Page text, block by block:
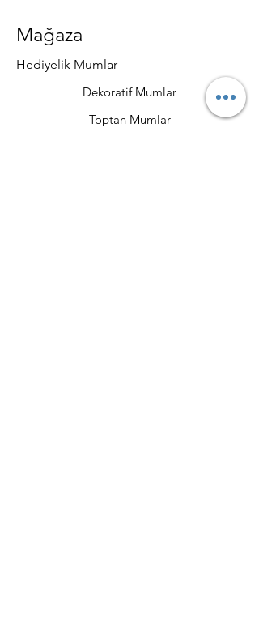
Mağaza
Hediyelik Mumlar
Dekoratif Mumlar
Toptan Mumlar